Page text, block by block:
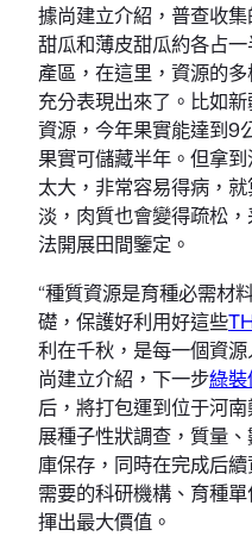
據尚建立介紹，普查收
甜瓜和薄皮甜瓜約各占
產區，在這里，資源的
充分表現出來了。比如
資源，今年果實能達到9
果實可儲藏半年。但拿
太大，非常容易得病，
淡，肉質也會變得疏松
法開展田間鑒定。
“種質資源是育種必需材
礎，保護好利用好這些
利在千秋，是每一個資
尚建立介紹，下一步綠
后，將打包運到位于河
展種子性狀調查，質量
庫保存，同時在完成后
需要的科研機構、育種
揮出最大價值。